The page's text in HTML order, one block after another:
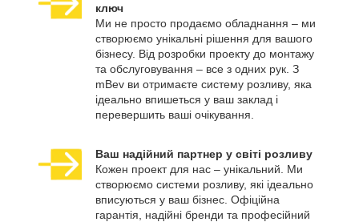
ключ
Ми не просто продаємо обладнання – ми
створюємо унікальні рішення для вашого
бізнесу. Від розробки проекту до монтажу
та обслуговування – все з одних рук. З
mBev ви отримаєте систему розливу, яка
ідеально впишеться у ваш заклад і
перевершить ваші очікування.
Ваш надійний партнер у світі розливу
Кожен проект для нас – унікальний. Ми
створюємо системи розливу, які ідеально
вписуються у ваш бізнес. Офіційна
гарантія, надійні бренди та професійний